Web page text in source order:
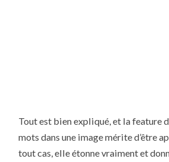
Tout est bien expliqué, et la feature
mots dans une image mérite d’être
tout cas, elle étonne vraiment et